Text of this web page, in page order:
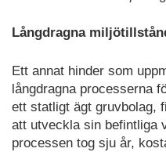
Långdragna
Ett annat hinder som
långdragna processerna
ett statligt ägt gruvbolag,
att utveckla sin befintliga
processen tog sju år,